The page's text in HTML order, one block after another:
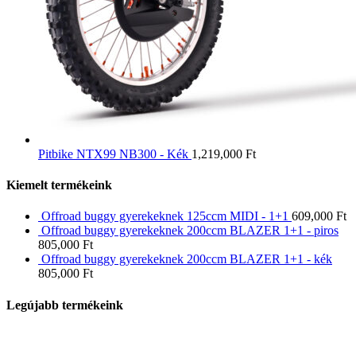
Pitbike NTX99 NB300 - Kék 1,219,000 Ft
Kiemelt termékeink
Offroad buggy gyerekeknek 125ccm MIDI - 1+1 609,000 Ft
Offroad buggy gyerekeknek 200ccm BLAZER 1+1 - piros
805,000 Ft
Offroad buggy gyerekeknek 200ccm BLAZER 1+1 - kék
805,000 Ft
Legújabb termékeink